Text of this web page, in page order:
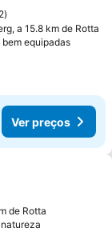
a 15.8 km de Rotta
equipadasVer
Ver preços
favoritos
de Rotta